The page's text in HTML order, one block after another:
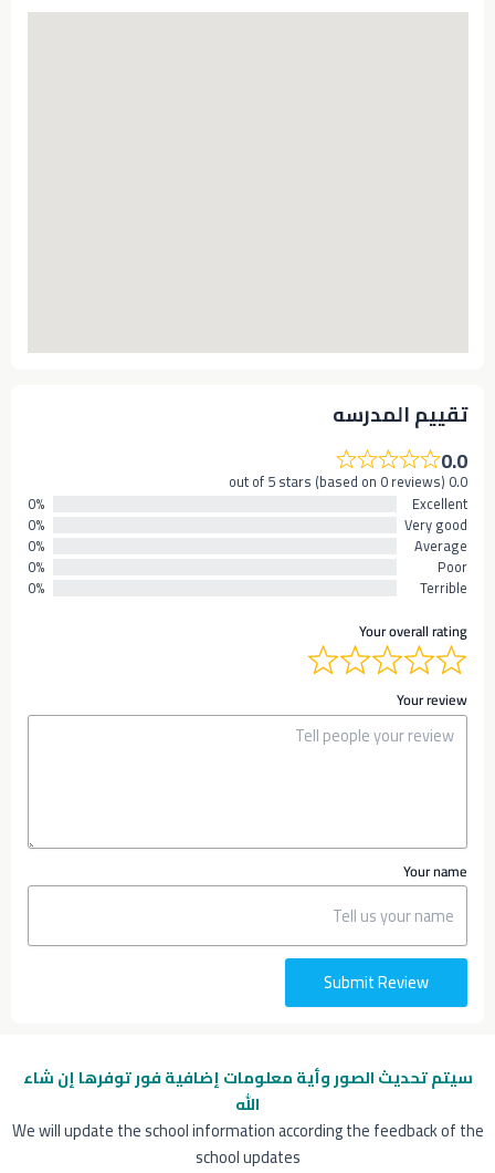
سيتم تحديث الصور وأية معلومات إضافيةفور توفرها إن شاء
الله
We will update the school information according the feedback of the
school updates
تقييم المدرسه
0.0
0.0 out of 5 stars (based on 0 reviews)
Excellent
0%
Very good
0%
Average
0%
Poor
0%
Terrible
0%
Your overall rating
Your review
Your name
Submit Review